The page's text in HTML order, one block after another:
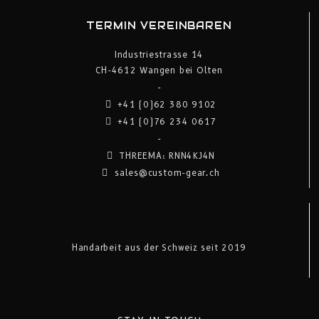
TERMIN VEREINBAREN
Industriestrasse 14
CH-4612 Wangen bei Olten
-
+41 (0)62 380 9102
+41 (0)76 234 0617
-
THREEMA: RNN4KJ4N
sales@custom-gear.ch
Handarbeit aus der Schweiz seit 2019